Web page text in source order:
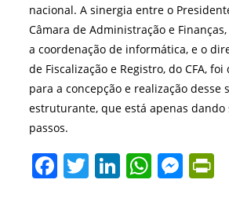
nacional. A sinergia entre o
Câmara de Administração e
a coordenação de informática, e o
de Fiscalização e Registro, do CFA,
para a concepção e realização desse
estruturante, que está apenas
passos.
F T Li W M